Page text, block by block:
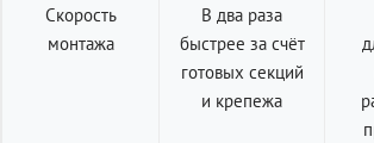
Скорость
монтажа
В два раза
быстрее за счёт
готовых секций
и крепежа